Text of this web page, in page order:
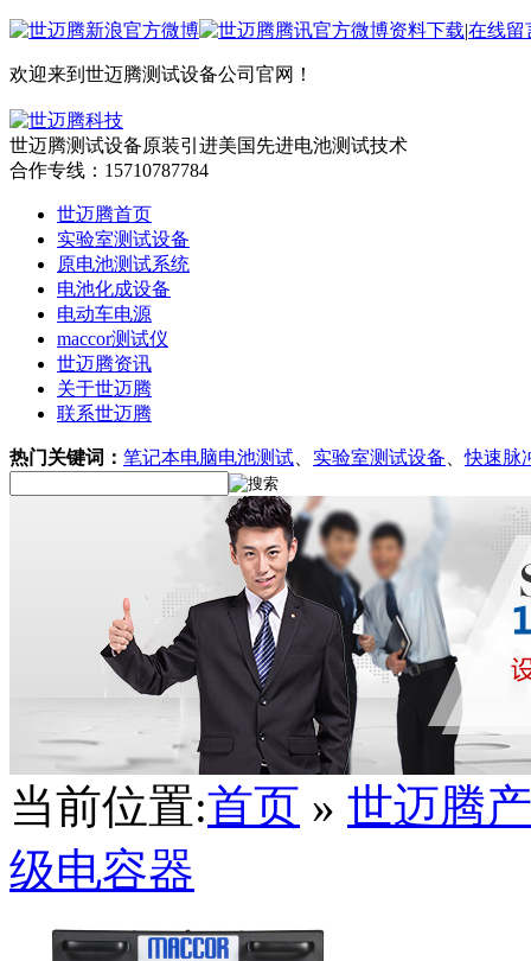
资料下载|在线留
欢迎来到世迈腾测试设备公司官网！
世迈腾测试设备原装引进美国先进电池测试技术
合作专线：15710787784
世迈腾首页
实验室测试设备
原电池测试系统
电池化成设备
电动车电源
maccor测试仪
世迈腾资讯
关于世迈腾
联系世迈腾
热门关键词： 笔记本电脑电池测试 实验室测试设备 、快速脉
当前位置:首页 » 世迈腾
级电容器